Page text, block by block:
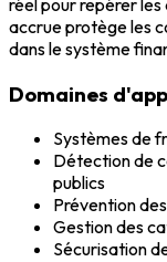
accrue protège les
dans le système
Domaines
Systèmes de
Détection de
publics
Prévention
Gestion des
Sécurisation